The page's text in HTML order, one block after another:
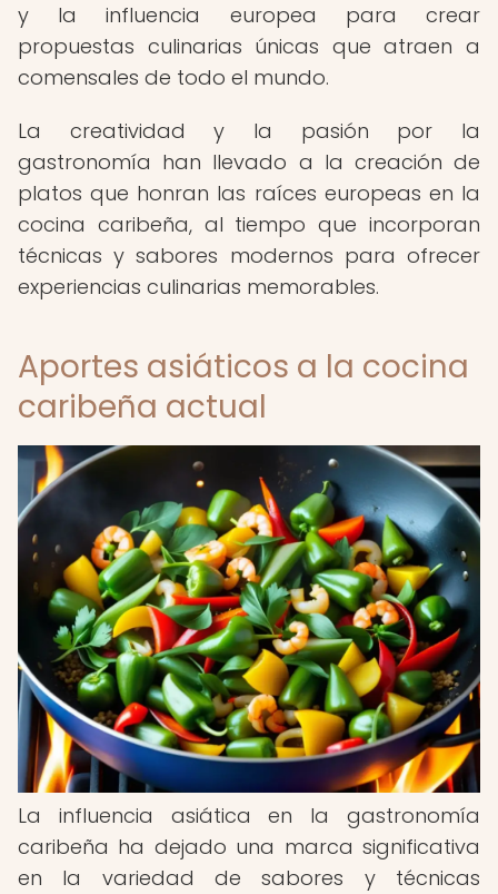
y la influencia europea para crear
propuestas culinarias únicas que atraen a
comensales de todo el mundo.
La creatividad y la pasión por la
gastronomía han llevado a la creación de
platos que honran las raíces europeas en la
cocina caribeña, al tiempo que incorporan
técnicas y sabores modernos para ofrecer
experiencias culinarias memorables.
Aportes asiáticos a la cocina
caribeña actual
La influencia asiática en la gastronomía
caribeña ha dejado una marca significativa
en la variedad de sabores y técnicas